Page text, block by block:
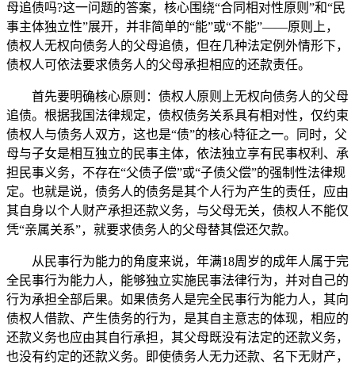
母追债吗?这一问题的答案，核心围绕“合同相对性原则”和“民
事主体独立性”展开，并非简单的“能”或“不能”——原则上，
债权人无权向债务人的父母追债，但在几种法定例外情形下，
债权人可依法要求债务人的父母承担相应的还款责任。
首先要明确核心原则：债权人原则上无权向债务人的父母
追债。根据我国法律规定，债权债务关系具有相对性，仅约束
债权人与债务人双方，这也是“债”的核心特征之一。同时，父
母与子女是相互独立的民事主体，依法独立享有民事权利、承
担民事义务，不存在“父债子偿”或“子债父偿”的强制性法律规
定。也就是说，债务人的债务是其个人行为产生的责任，应由
其自身以个人财产承担还款义务，与父母无关，债权人不能仅
凭“亲属关系”，就要求债务人的父母替其偿还欠款。
从民事行为能力的角度来说，年满18周岁的成年人属于完
全民事行为能力人，能够独立实施民事法律行为，并对自己的
行为承担全部后果。如果债务人是完全民事行为能力人，其向
债权人借款、产生债务的行为，是其自主意志的体现，相应的
还款义务也应由其自行承担，其父母既没有法定的还款义务，
也没有约定的还款义务。即使债务人无力还款、名下无财产，